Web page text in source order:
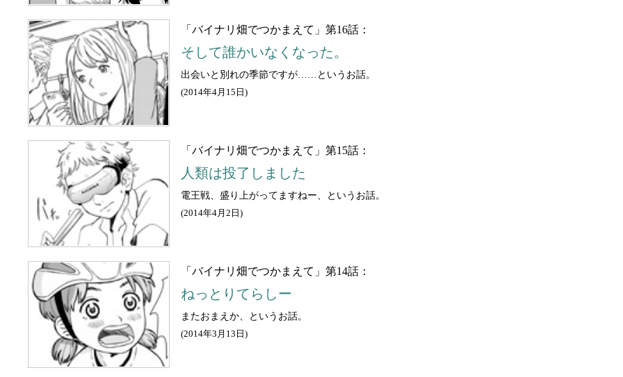
「バイナリ畑でつかまえて」第16話：
そして誰かいなくなった。
出会いと別れの季節ですが……というお話。
(2014年4月15日 )
「バイナリ畑でつかまえて」第15話：
人類は投了しました
電王戦、盛り上がってますねー、というお話。
(2014年4月2日 )
「バイナリ畑でつかまえて」第14話：
ねっとりてらしー
またおまえか、というお話。
(2014年3月13日 )